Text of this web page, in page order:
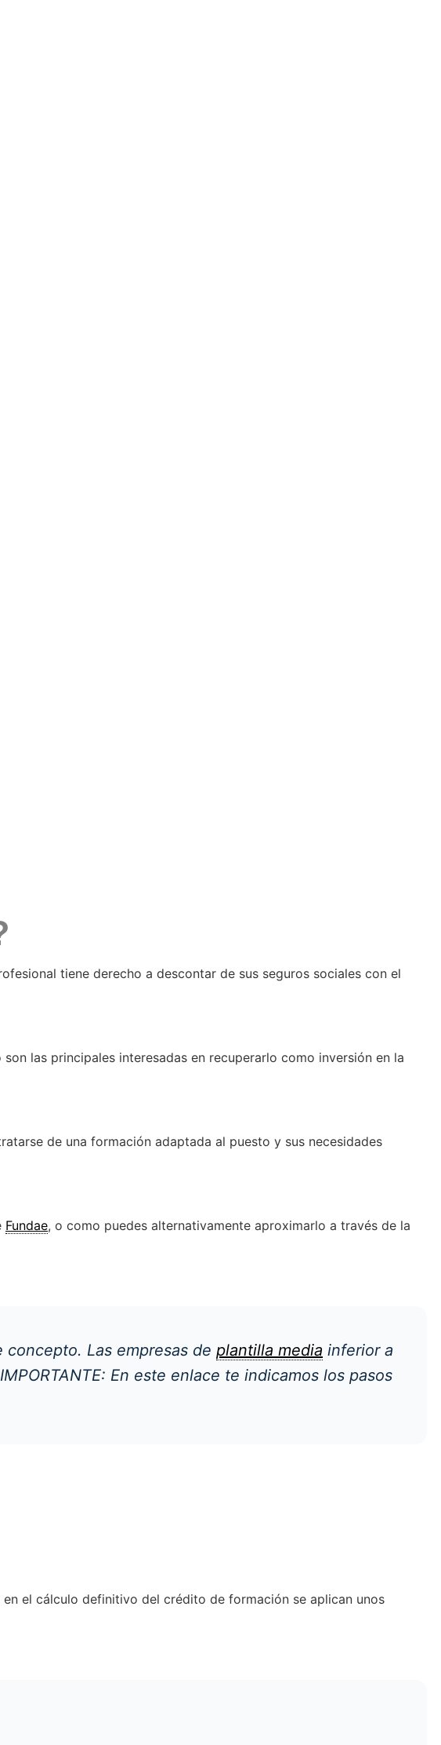
tiene derecho a descontar de sus seguros sociales con el
son las principales interesadas en recuperarlo como inversión en la
de una formación adaptada al puesto y sus necesidades
Fundae, o como puedes alternativamente aproximarlo a través de la
Las empresas de plantilla media inferior a
En este enlace te indicamos los pasos
en el cálculo definitivo del crédito de formación se aplican unos